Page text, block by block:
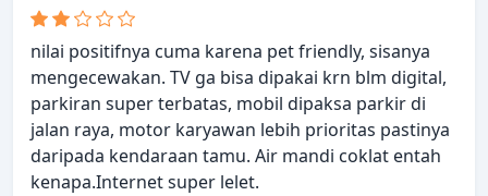
nilai positifnya cuma karena pet friendly, sisanya
mengecewakan. TV ga bisa dipakai krn blm digital,
parkiran super terbatas, mobil dipaksa parkir di
jalan raya, motor karyawan lebih prioritas pastinya
daripada kendaraan tamu. Air mandi coklat entah
kenapa.Internet super lelet.